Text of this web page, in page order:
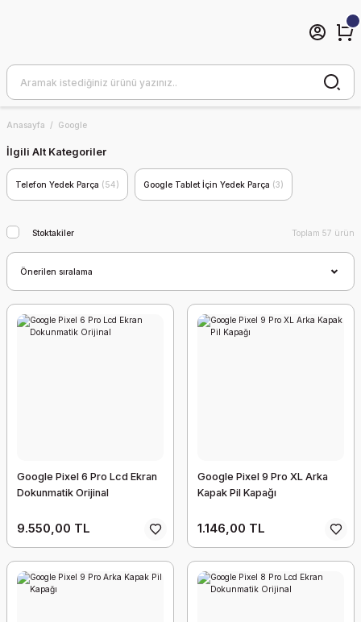
Anasayfa Google
İlgili Alt Kategoriler
Telefon Yedek Parça (54) Google Tablet İçin Yedek Parça (3)
Stoktakiler Toplam 57 ürün
Google Pixel 6 Pro Lcd Ekran
Dokunmatik Orijinal
9.550,00 TL
Google Pixel 9 Pro XL Arka
Kapak Pil Kapağı
1.146,00 TL